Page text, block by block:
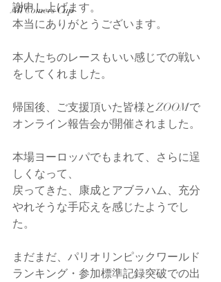
All Comers Cup
謝申し上げます。
本当にありがとうございます。
本人たちのレースもいい感じでの戦い
をしてくれました。
帰国後、ご支援頂いた皆様とZOOMで
オンライン報告会が開催されました。
本場ヨーロッパでもまれて、さらに逞
しくなって、
戻ってきた、康成とアブラハム、充分
やれそうな手応えを感じたようでし
た。
まだまだ、パリオリンピックワールド
ランキング・参加標準記録突破での出